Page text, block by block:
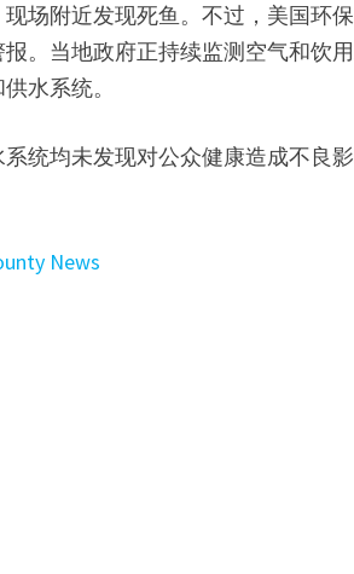
场附近发现死鱼。不过，美国环
。当地政府正持续监测空气和饮
水系统。
统均未发现对公众健康造成不良
News